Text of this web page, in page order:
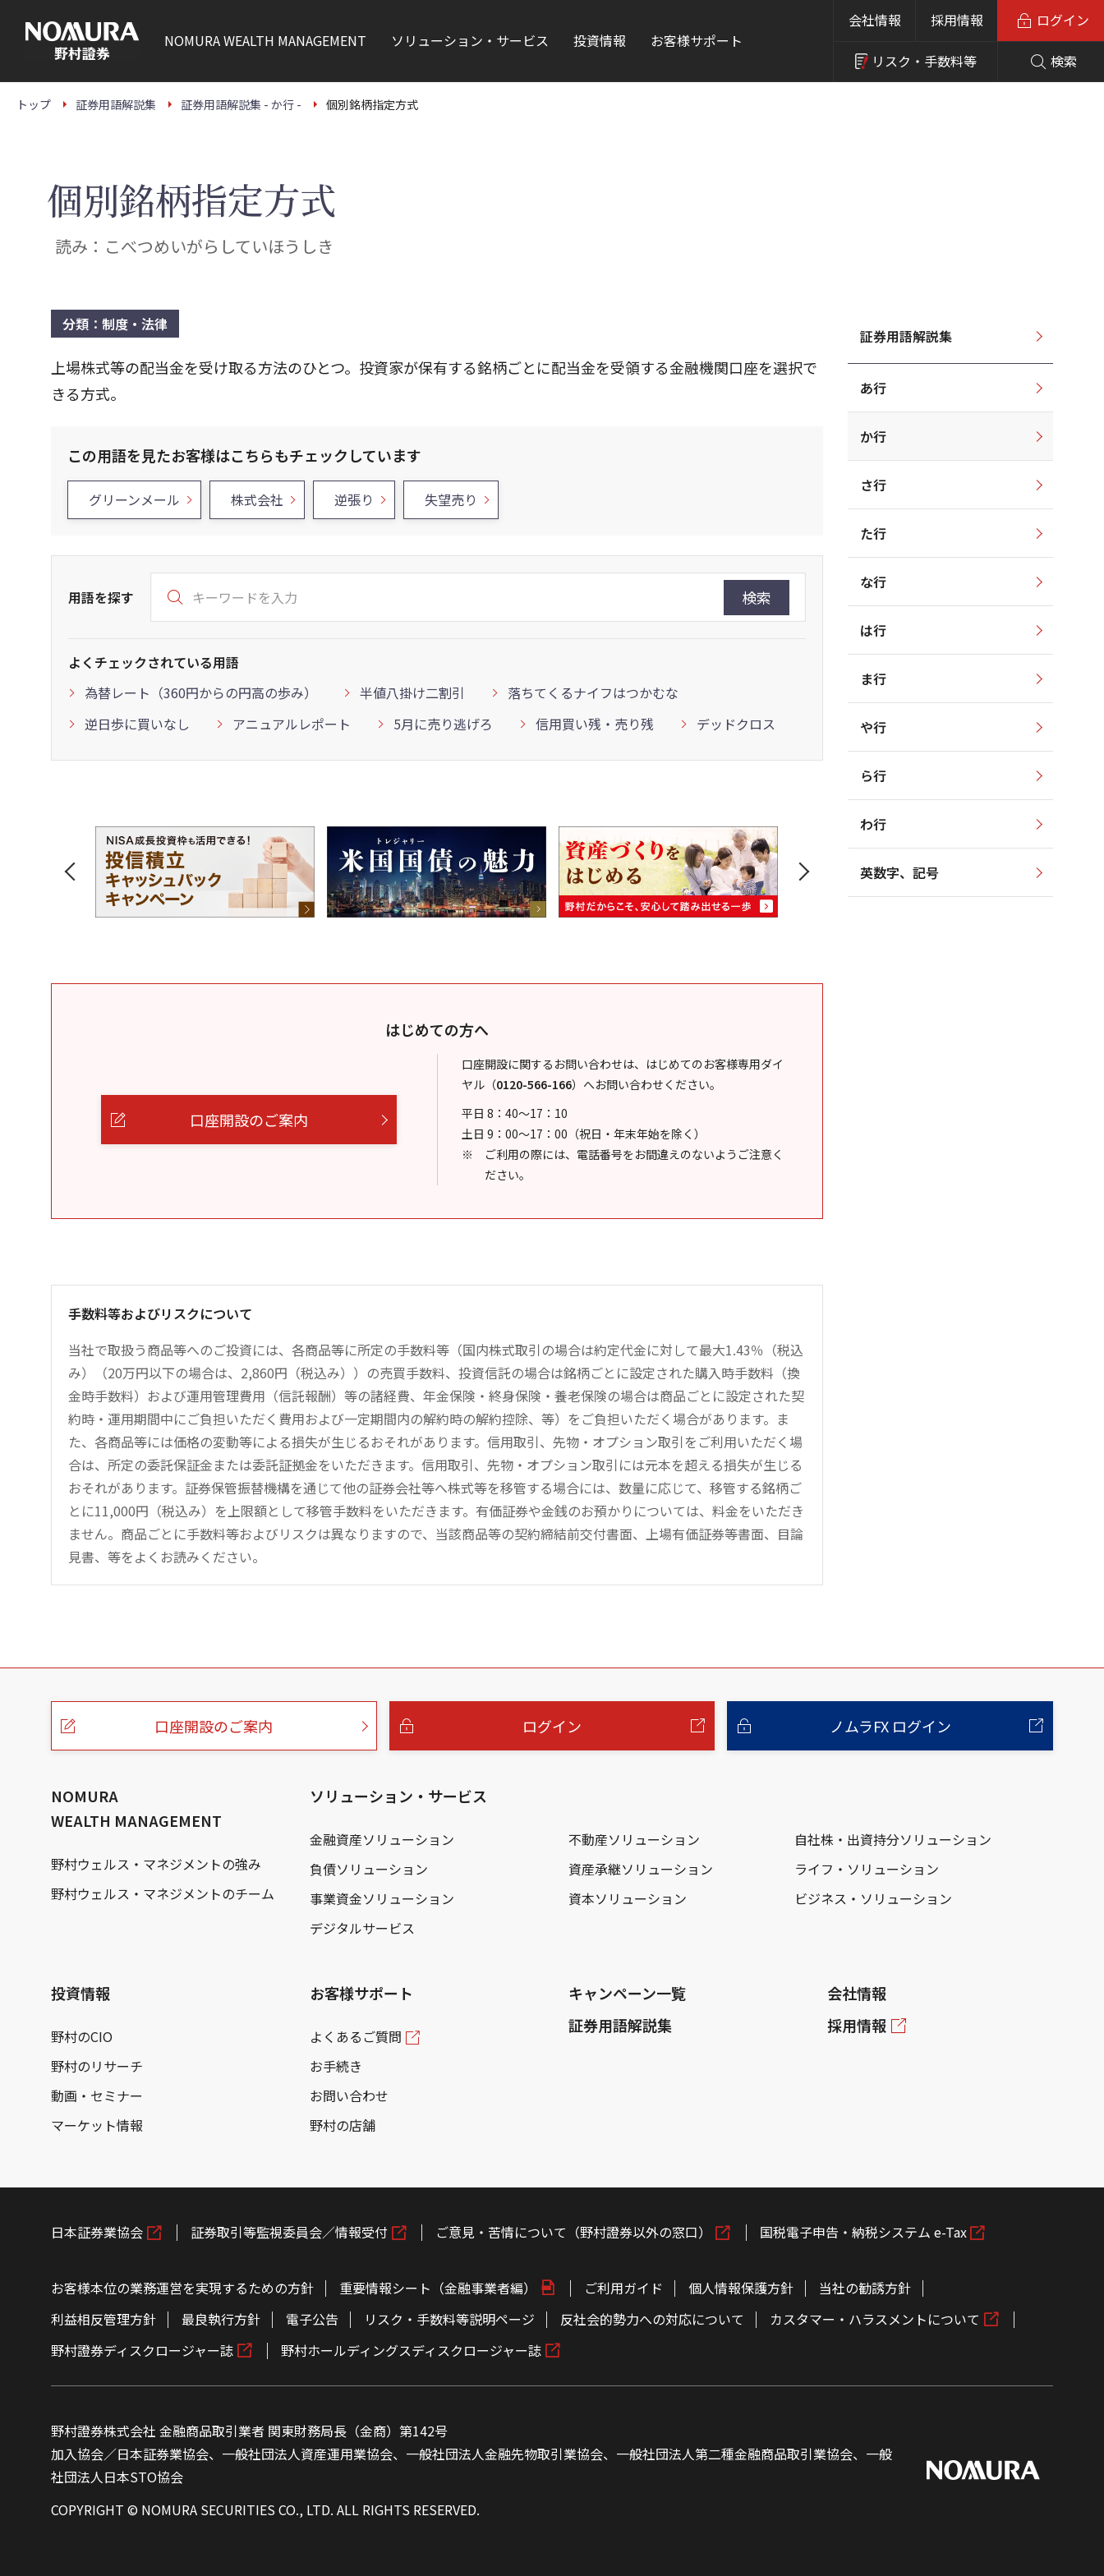
本
NOMURAWEALTH MANAGEMENT ソリューション・サービス 投資情報 お客様サポート
会社情報 採用情報
リスク・ 手数料等 検索
ログイン
トップ 証券用語解説集 証券用語解説集 - か行 - 個別銘柄指定方式
個別銘柄指定方式
読み：こべつめいがらしていほうしき
分類：制度・法律
上場株式等の配当金を受け取る方法のひとつ。投資家が保有する銘柄ごとに配当金を受領する金融機関口座を選択で
きる方式。
この用語を見たお客様はこちらもチェックしています
グリーンメール 株式会社 逆張り 失望売り
用語を探す 検索
よくチェックされている用語
為替レート（360円からの円高の歩み）
半値八掛け二割引
落ちてくるナイフはつかむな
逆日歩に買いなし
アニュアルレポート 5月に売り逃げろ 信用買い残・売り残 デッドクロス
はじめての方へ
口座開設のご案内
口座開設に関するお問い合わせは、はじめてのお客様専用ダイ
ヤル （0120-566-166） へお問い合わせください。
平日 8：40～17：10
土日 9：00～17：00（祝日・年末年始を除く）
ご利用の際には、電話番号をお間違えのないようご注意く
ださい。
手数料等およびリスクについて
当社で取扱う商品等へのご投資には、各商品等に所定の手数料等（国内株式取引の場合は約定代金に対して最大1.43％（税込
み）（20万円以下の場合は、2,860円（税込み））の売買手数料、投資信託の場合は銘柄ごとに設定された購入時手数料（換
金時手数料）および運用管理費用（信託報酬）等の諸経費、年金保険・終身保険・養老保険の場合は商品ごとに設定された契
約時・運用期間中にご負担いただく費用および一定期間内の解約時の解約控除、等）をご負担いただく場合があります。ま
た、各商品等には価格の変動等による損失が生じるおそれがあります。信用取引、先物・オプション取引をご利用いただく場
合は、所定の委託保証金または委託証拠金をいただきます。信用取引、先物・オプション取引には元本を超える損失が生じる
おそれがあります。証券保管振替機構を通じて他の証券会社等へ株式等を移管する場合には、数量に応じて、移管する銘柄ご
とに11,000円（税込み）を上限額として移管手数料をいただきます。有価証券や金銭のお預かりについては、料金をいただき
ません。商品ごとに手数料等およびリスクは異なりますので、当該商品等の契約締結前交付書面、上場有価証券等書面、目論
見書、等をよくお読みください。
証券用語解説集
あ行
か行
さ行
た行
な行
は行
ま行
や行
ら行
わ行
英数字、記号
こ
口座開設のご案内 ログイン ノムラFX ログイン
NOMURA
WEALTH MANAGEMENT
野村ウェルス・マネジメントの強み
野村ウェルス・マネジメントのチーム
ソリューション・サービス
金融資産ソリューション 不動産ソリューション
自社株・出資持分ソリューション
負債ソリューション
資産承継ソリューション
ライフ・ソリューション
事業資金ソリューション
資本ソリューション
ビジネス・ソリューション
デジタルサービス
投資情報
野村のCIO
野村のリサーチ
動画・セミナー
マーケット情報
お客様サポート
よくあるご質問
お手続き
お問い合わせ
野村の店舗
キャンペーン一覧
証券用語解説集
会社情報
採用情報
日本証券業協会 証券取引等監視委員会／情報受付 ご意見・苦情について（野村證券以外の窓口） 国税電子申告・納税システム e-Tax
お客様本位の業務運営を実現するための方針 重要情報シート（金融事業者編） ご利用ガイド 個人情報保護方針
当社の勧誘方針
利益相反管理方針
最良執行方針 電子公告 リスク・手数料等説明ページ 反社会的勢力への対応について
カスタマー・ハラスメントについて
野村證券ディスクロージャー誌
野村ホールディングスディスクロージャー誌
野村證券株式会社 金融商品取引業者 関東財務局長（金商）第142号
加入協会／日本証券業協会、一般社団法人資産運用業協会、一般社団法人金融先物取引業協会、一般社団法人第二種金融商品取引業協会、一般
社団法人日本STO協会
COPYRIGHT © NOMURA SECURITIES CO., LTD. ALL RIGHTS RESERVED.